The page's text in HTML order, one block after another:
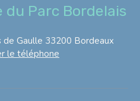
Parc Bordelais
de Gaulle 33200 Bordeaux
le téléphone